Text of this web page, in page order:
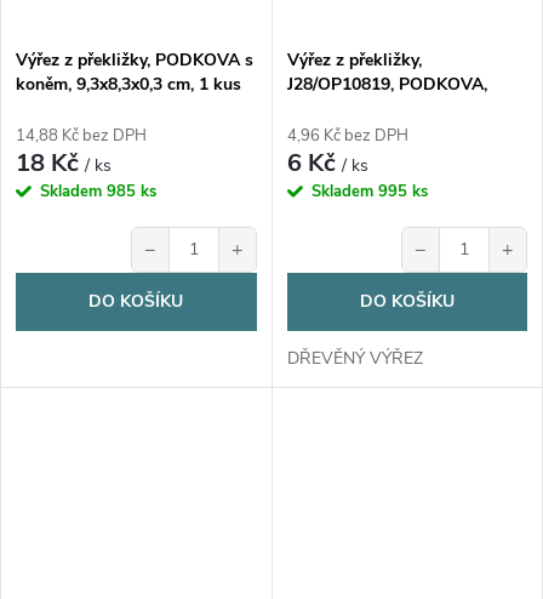
Výřez z překližky, PODKOVA s
koněm, 9,3x8,3x0,3 cm, 1 kus
14,88 Kč bez DPH
18 Kč/ ks
Skladem 985 ks
− +
DO KOŠÍKU
Výřez z překližky,
J28/OP10819, PODKOVA,
4,96 Kč bez DPH
6 Kč/ ks
Skladem 995 ks
− +
DO KOŠÍKU
DŘEVĚNÝ VÝŘEZ